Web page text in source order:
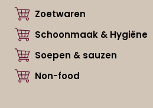
Zoetwaren
Schoonmaak & Hygiëne
Soepen & sauzen
Non-food